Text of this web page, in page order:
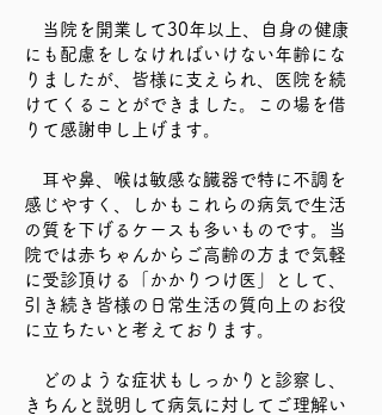
当院を開業して30年以上、自身の健康
にも配慮をしなければいけない年齢にな
りましたが、皆様に支えられ、医院を続
けてくることができました。この場を借
りて感謝申し上げます。
耳や鼻、喉は敏感な臓器で特に不調を
感じやすく、しかもこれらの病気で生活
の質を下げるケースも多いものです。当
院では赤ちゃんからご高齢の方まで気軽
に受診頂ける「かかりつけ医」として、
引き続き皆様の日常生活の質向上のお役
に立ちたいと考えております。​
どのような症状もしっかりと診察し、
きちんと説明して病気に対してご理解い